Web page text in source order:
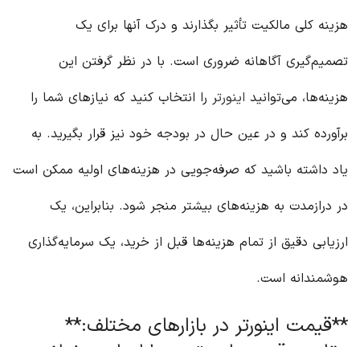
هزینه کلی مالکیت تأثیر بگذارند و درک آنها برای یک
تصمیم‌گیری آگاهانه ضروری است. با در نظر گرفتن این
هزینه‌ها، می‌توانید اینورتر را انتخاب کنید که نیازهای شما را
برآورده کند و در عین حال در بودجه خود نیز قرار بگیرید. به
یاد داشته باشید که صرفه‌جویی در هزینه‌های اولیه ممکن است
در درازمدت به هزینه‌های بیشتر منجر شود. بنابراین، یک
ارزیابی دقیق از تمام هزینه‌ها قبل از خرید، یک سرمایه‌گذاری
هوشمندانه است.
**قیمت اینورتر در بازارهای مختلف:**